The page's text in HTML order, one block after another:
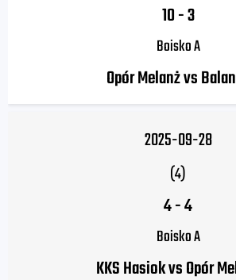
10-3
Boisko A
Opór Melanż vs
2025-09-28
(4)
4-4
Boisko A
KKS Hasiok vs Opór